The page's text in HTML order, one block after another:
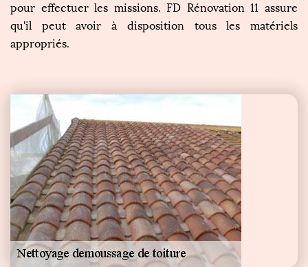
pour effectuer les missions. FD Rénovation 11 assure
qu'il peut avoir à disposition tous les matériels
appropriés.